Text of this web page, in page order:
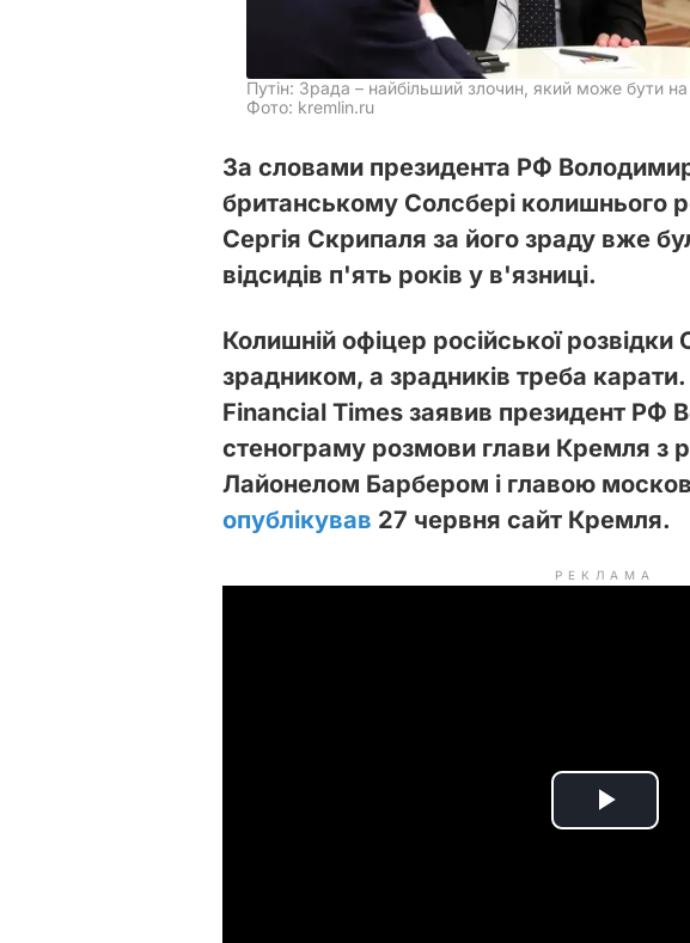
Путін: Зрада – найбільший злочин, який може бути
Фото: kremlin.ru
За словами президента РФ
британському Солсбері колишнього
Сергія Скрипаля за його зраду вже
відсидів п'ять років у в'язниці.
Колишній офіцер російської розвідки
зрадником, а зрадників треба
Financial Times заявив президент РФ
стенограму розмови глави Кремля з
Лайонелом Барбером і главою
опублікував 27 червня сайт Кремля.
РЕКЛАМА
P